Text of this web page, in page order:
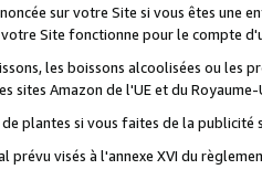
sur votre Site si vous êtes une
Site fonctionne pour le compte
les boissons alcoolisées ou les
sites Amazon de l'UE et du Royaume-
plantes si vous faites de la publicité
prévu visés à l'annexe XVI du